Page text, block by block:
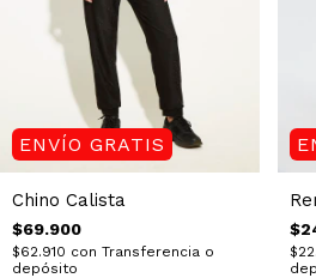
ENVÍO GRATIS
Chino Calista
$69.900
$62.910 con Transferencia o
depósito